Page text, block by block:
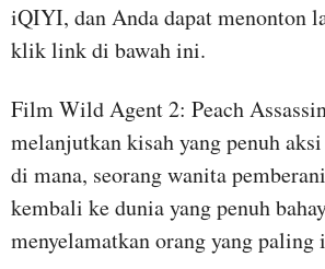
iQIYI, dan Anda dapat menonton
klik link di bawah ini.
Film Wild Agent 2: Peach
melanjutkan kisah yang penuh
di mana, seorang wanita
kembali ke dunia yang penuh
menyelamatkan orang yang paling